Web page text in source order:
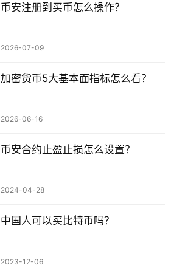
币安注册到买币怎么操作？
2026-07-09
加密货币5大基本面指标怎么看？
2026-06-16
币安合约止盈止损怎么设置？
2024-04-28
中国人可以买比特币吗？
2023-12-06